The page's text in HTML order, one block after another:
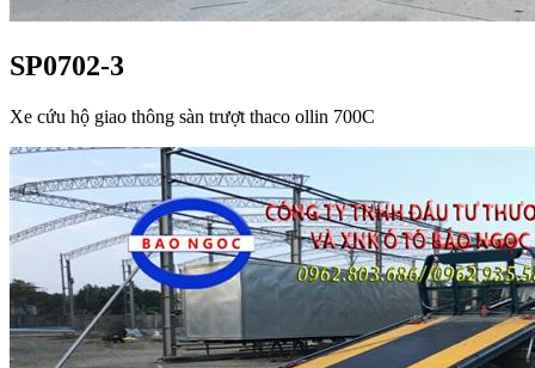
SP0702-3
Xe cứu hộ giao thông sàn trượt thaco ollin 700C